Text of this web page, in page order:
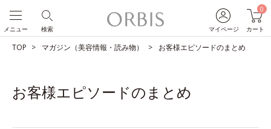
マイページ
0
カート
検索
メニュー
TOP マガジン（美容情報・読み物） お客様エピソードのまとめ
お客様エピソードのまとめ